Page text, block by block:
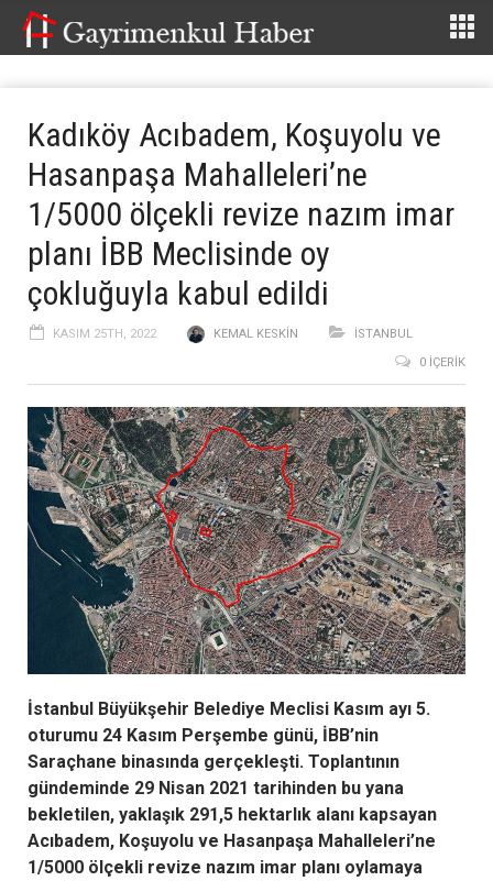
Kadıköy Acıbadem, Koşuyolu ve
Hasanpaşa Mahalleleri’ne
1/5000 ölçekli revize nazım imar
planı İBB Meclisinde oy
çokluğuyla kabul edildi
KASIM 25TH, 2022 KEMAL KESKIN
İSTANBUL
0 İÇERIK
İstanbul Büyükşehir Belediye Meclisi Kasım ayı 5.
oturumu 24 Kasım Perşembe günü, İBB’nin
Saraçhane binasında gerçekleşti. Toplantının
gündeminde 29 Nisan 2021 tarihinden bu yana
bekletilen, yaklaşık 291,5 hektarlık alanı kapsayan
Acıbadem, Koşuyolu ve Hasanpaşa Mahalleleri’ne
1/5000 ölçekli revize nazım imar planı oylamaya